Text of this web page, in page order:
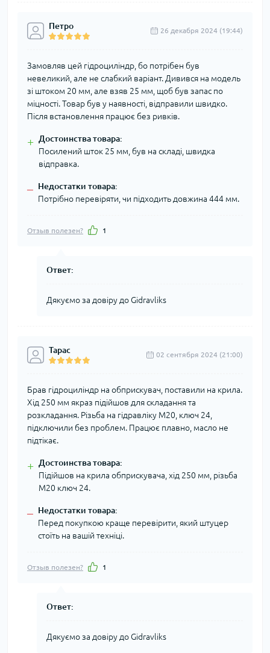
Петро 26 декабря 2024 (19:44)
Замовляв цей гідроциліндр, бо потрібен був
невеликий, але не слабкий варіант. Дивився на модель
зі штоком 20 мм, але взяв 25 мм, щоб був запас по
міцності. Товар був у наявності, відправили швидко.
Після встановлення працює без ривків.
+ Достоинства товара:
Посилений шток 25 мм, був на складі, швидка
відправка.
– Недостатки товара:
Потрібно перевіряти, чи підходить довжина 444 мм.
Отзыв полезен? 1
Ответ:
Дякуємо за довіру до Gidravliks
Тарас 02 сентября 2024 (21:00)
Брав гідроциліндр на обприскувач, поставили на крила.
Хід 250 мм якраз підійшов для складання та
розкладання. Різьба на гідравліку М20, ключ 24,
підключили без проблем. Працює плавно, масло не
підтікає.
+ Достоинства товара:
Підійшов на крила обприскувача, хід 250 мм, різьба
М20 ключ 24.
– Недостатки товара:
Перед покупкою краще перевірити, який штуцер
стоїть на вашій техніці.
Отзыв полезен? 1
Ответ:
Дякуємо за довіру до Gidravliks